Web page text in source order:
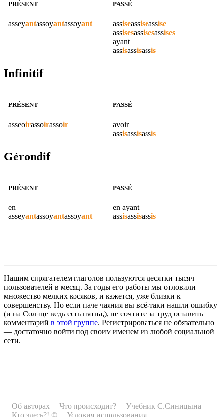
PRÉSENT
asseyantassoyantassoyant
PASSÉ
assiseassiseassise
assisesassisesassises
ayant
assisassisassis
Infinitif
PRÉSENT
asseoirassoirassoir
PASSÉ
avoir
assisassisassis
Gérondif
PRÉSENT
en
asseyantassoyantassoyant
PASSÉ
en ayant
assisassisassis
Нашим спрягателем глаголов пользуются десятки тысяч
пользователей в месяц. За годы его работы мы отловили
множество мелких косяков, и кажется, уже близки к
совершенству. Но если паче чаяния вы всё-таки нашли ошибку
(и на Солнце ведь есть пятна;), не сочтите за труд оставить
комментарий в этой группе. Регистрироваться не обязательно
— достаточно войти под своим именем из любой социальной
сети.
Об авторах Что происходит?
Учебник С.Синицына
Кто здесь?! ©
Условия использования